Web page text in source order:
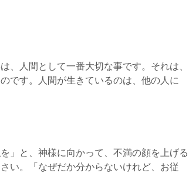
、人間として一番大切な事です。それは、
です。人間が生きているのは、他の人に
」と、神様に向かって、不満の顔を上げる
い。「なぜだか分からないけれど、お従